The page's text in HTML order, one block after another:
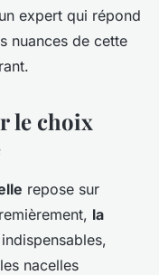
expert qui répond
nuances de cette
le choix
repose sur
la
nacelles